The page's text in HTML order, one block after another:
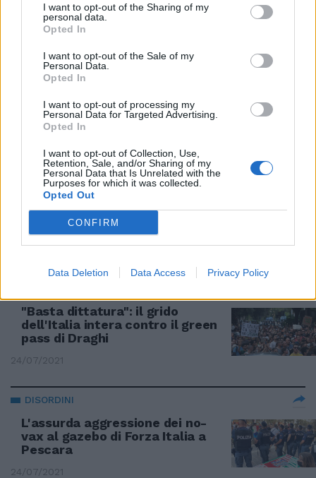
I want to opt-out of the Sharing of my
personal data.
Opted In
I want to opt-out of the Sale of my
Personal Data.
Opted In
I want to opt-out of processing my
Personal Data for Targeted Advertising.
Opted In
I want to opt-out of Collection, Use,
Retention, Sale, and/or Sharing of my
Personal Data that Is Unrelated with the
Purposes for which it was collected.
Opted Out
CONFIRM
Data Deletion Data Access Privacy Policy
Meloni
18/09/2021
MESSAGGIO AL GOVERNO
No green pass, la protesta
esplode in tutta Italia. Piazze
piene da Roma a Milano
RISCHIO NUOVI FOCOLAI
La furia "no green pass" è solo
all’inizio: pronte altre proteste,
non si placa il dissenso
26/07/2021
"Basta dittatura": il grido
dell'Italia intera contro il green
pass di Draghi
24/07/2021
DISORDINI
L'assurda aggressione dei no-
vax al gazebo di Forza Italia a
Pescara
24/07/2021